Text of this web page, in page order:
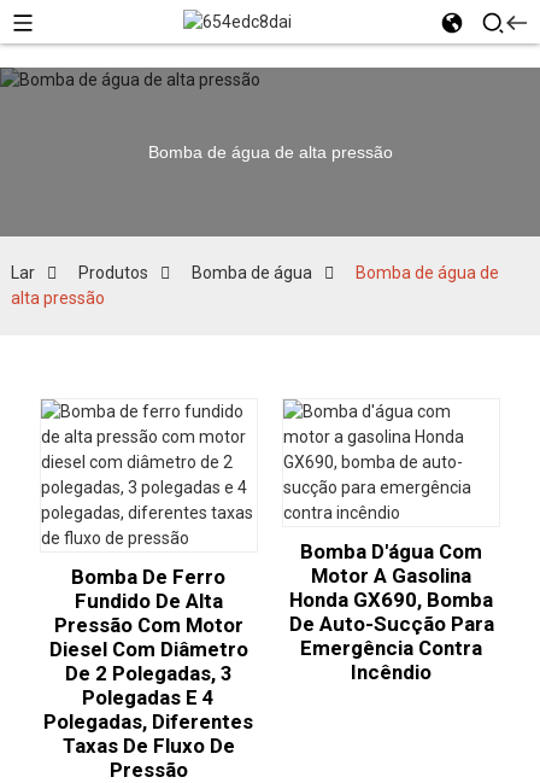
Bomba de água de alta pressão
Lar Produtos Bomba de água
Bomba de água de
alta pressão
Bomba De Ferro
Fundido De Alta
Pressão Com Motor
Diesel Com Diâmetro
De 2 Polegadas, 3
Polegadas E 4
Polegadas, Diferentes
Taxas De Fluxo De
Pressão
Bomba D'água Com
Motor A Gasolina
Honda GX690, Bomba
De Auto-Sucção Para
Emergência Contra
Incêndio